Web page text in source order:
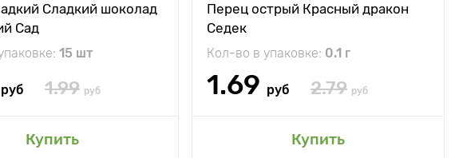
Сладкий шоколад
Сад
15 шт
руб 1.99 руб
Купить
Перец острый Красный дракон
Седек
Кол-во в упаковке: 0.1 г
1.69 руб 2.79 руб
Купить